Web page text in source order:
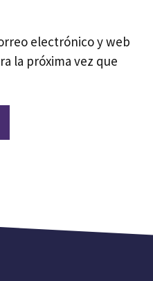
electrónico y web
la próxima vez que